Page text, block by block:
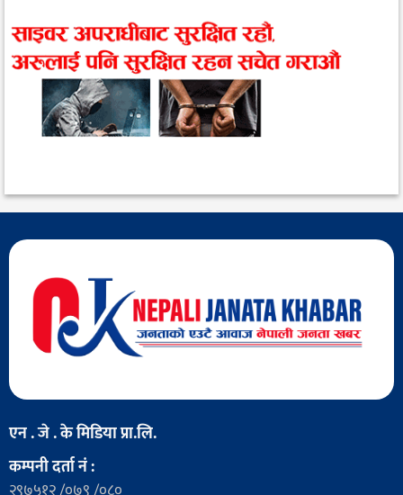
एन . जे . के मिडिया प्रा.लि.
कम्पनी दर्ता नं :